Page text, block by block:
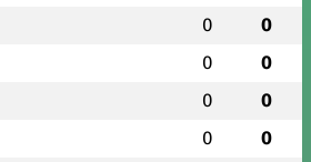
0 0
0 0
0 0
0 0